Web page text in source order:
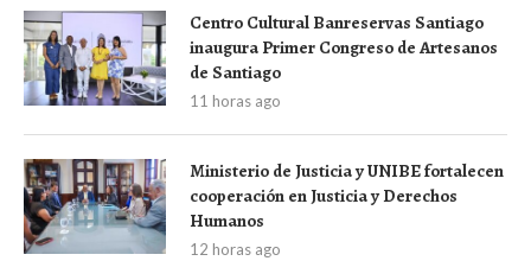
Centro Cultural Banreservas Santiago
inaugura Primer Congreso de Artesanos
de Santiago
11 horas ago
Ministerio de Justicia y UNIBE fortalecen
cooperación en Justicia y Derechos
Humanos
12 horas ago